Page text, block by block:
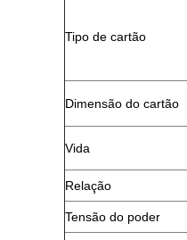
Tipo de cartão
Dimensão do cartão
Vida
Relação
Tensão do poder